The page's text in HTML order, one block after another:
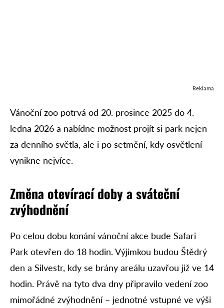
Reklama
Vánoční zoo potrvá od 20. prosince 2025 do 4.
ledna 2026 a nabídne možnost projít si park nejen
za denního světla, ale i po setmění, kdy osvětlení
vynikne nejvíce.
Změna otevírací doby a sváteční
zvýhodnění
Po celou dobu konání vánoční akce bude Safari
Park otevřen do 18 hodin. Výjimkou budou Štědrý
den a Silvestr, kdy se brány areálu uzavřou již ve 14
hodin. Právě na tyto dva dny připravilo vedení zoo
mimořádné zvýhodnění – jednotné vstupné ve výši